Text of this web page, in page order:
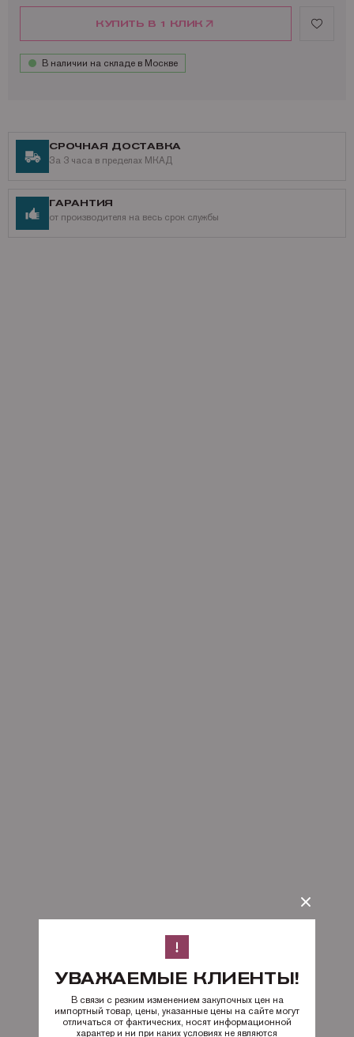
КУПИТЬ В 1 КЛИК
В наличии на складе в Москве
СРОЧНАЯ ДОСТАВКА
За 3 часа в пределах МКАД
ГАРАНТИЯ
от производителя на весь срок службы
УВАЖАЕМЫЕ КЛИЕНТЫ!
В связи с резким изменением закупочных цен на
импортный товар, цены, указанные цены на сайте могут
отличаться от фактических, носят информационной
характер и ни при каких условиях не являются